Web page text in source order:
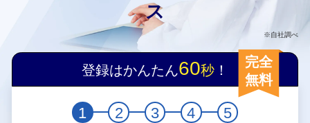
ス
※自社調べ
登録はかんたん60秒 ！
完全
無料
1 2 3 4 5